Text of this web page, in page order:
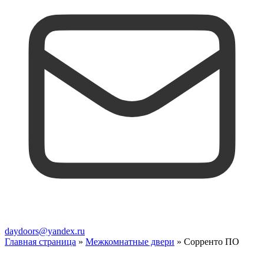
daydoors@yandex.ru
Главная страница » Межкомнатные двери » Сорренто ПО